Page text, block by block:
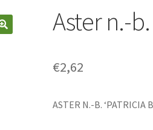
Aster n.-
€2,62
ASTER N.-B. ‘PATRICIA